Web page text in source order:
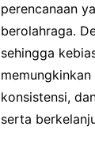
perencanaan
berolahraga.
sehingga
konsistensi,
serta